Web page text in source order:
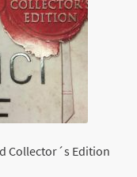
Collector´s Edition